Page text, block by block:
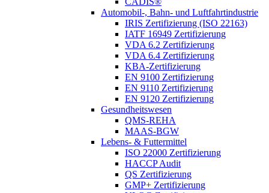
Automobil-, Bahn- und Luftfahrtindustrie
IRIS Zertifizierung (ISO 22163)
IATF 16949 Zertifizierung
VDA 6.2 Zertifizierung
VDA 6.4 Zertifizierung
KBA-Zertifizierung
EN 9100 Zertifizierung
EN 9110 Zertifizierung
EN 9120 Zertifizierung
Gesundheitswesen
QMS-REHA
MAAS-BGW
Lebens- & Futtermittel
ISO 22000 Zertifizierung
HACCP Audit
QS Zertifizierung
GMP+ Zertifizierung